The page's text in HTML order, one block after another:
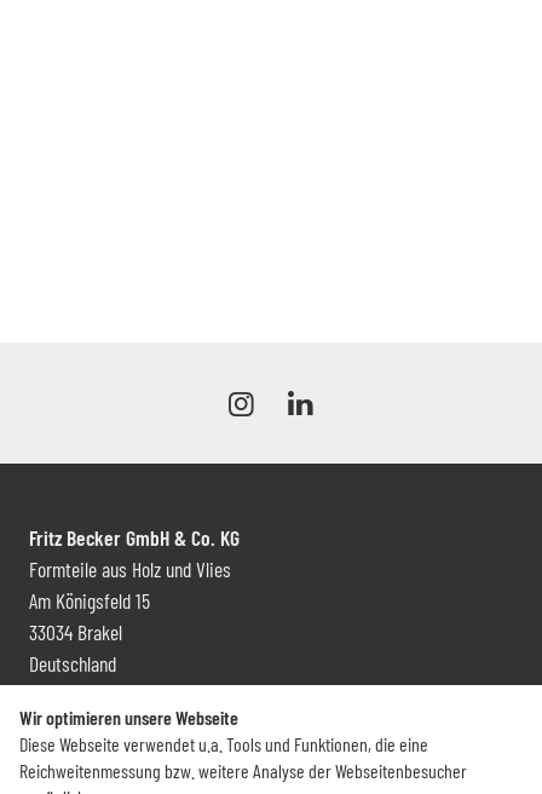
Fritz Becker GmbH & Co. KG
Formteile aus Holz und Vlies
Am Königsfeld 15
33034 Brakel
Deutschland
Kontakt und Vertrieb
+49 (0) 5272 6009 0
Wir optimieren unsere Webseite
Diese Webseite verwendet u.a. Tools und Funktionen, die eine
Reichweitenmessung bzw. weitere Analyse der Webseitenbesucher